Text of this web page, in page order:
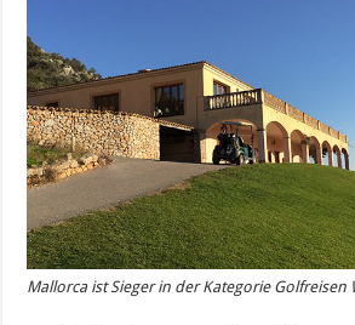
Mallorca ist Sieger in der Kategorie Golfreisen